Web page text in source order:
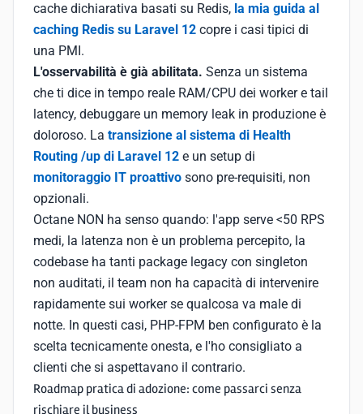
cache dichiarativa basati su Redis, la mia guida al
caching Redis su Laravel 12 copre i casi tipici di
una PMI.
L'osservabilità è già abilitata. Senza un sistema
che ti dice in tempo reale RAM/CPU dei worker e tail
latency, debuggare un memory leak in produzione è
doloroso. La transizione al sistema di Health
Routing /up di Laravel 12 e un setup di
monitoraggio IT proattivo sono pre-requisiti, non
opzionali.
Octane NON ha senso quando: l'app serve <50 RPS
medi, la latenza non è un problema percepito, la
codebase ha tanti package legacy con singleton
non auditati, il team non ha capacità di intervenire
rapidamente sui worker se qualcosa va male di
notte. In questi casi, PHP-FPM ben configurato è la
scelta tecnicamente onesta, e l'ho consigliato a
clienti che si aspettavano il contrario.
Roadmap pratica di adozione: come passarci senza
rischiare il business